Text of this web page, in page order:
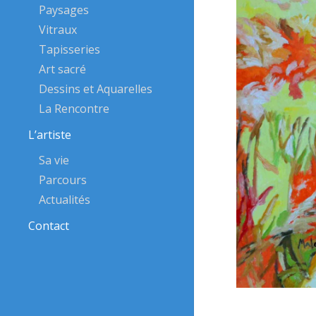
Paysages
Vitraux
Tapisseries
Art sacré
Dessins et Aquarelles
La Rencontre
L’artiste
Sa vie
Parcours
Actualités
Contact